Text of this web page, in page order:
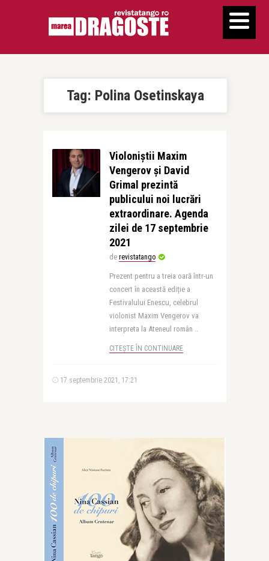
Tag: Polina Osetinskaya
Violoniștii Maxim
Vengerov și David
Grimal prezintă
publicului noi lucrări
extraordinare. Agenda
zilei de 17 septembrie
2021
de revistatango
Prezent pentru a treia oară într-un
concert în această ediție a
Festivalului Enescu, celebrul
violonist Maxim Vengerov va
interpreta la Ateneul român ..
CITEȘTE ÎN CONTINUARE
17 septembrie 2021, 17:21